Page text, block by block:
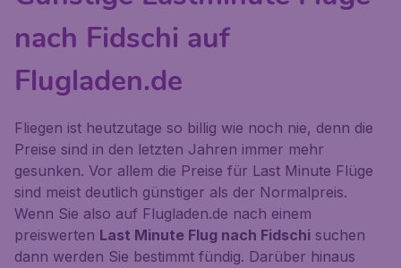
nach Fidschi auf
Flugladen.de
Fliegen ist heutzutage so billig wie noch nie, denn die
Preise sind in den letzten Jahren immer mehr
gesunken. Vor allem die Preise für Last Minute Flüge
sind meist deutlich günstiger als der Normalpreis.
Wenn Sie also auf Flugladen.de nach einem
preiswerten Last Minute Flug nach Fidschi suchen
dann werden Sie bestimmt fündig. Darüber hinaus